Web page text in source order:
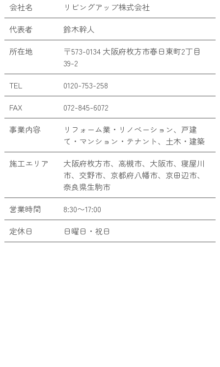
ればならない間取りが、毎日の負担を大きくし
ていることもあります。枚方市・寝屋川市で
も、「もっと家事をラクにしたい」「子どもと
過ごす時間を増やしたい」という思いから、家
事動線を見直すリフォームをご相談いただく機
会が増えています。この記事では、家事ラク動
すい収納アイデアをご紹介します。
会社名
リビングアップ株式会社
代表者
鈴木幹人
所在地
〒573-0134 大阪府枚方市春日東町2丁目
39-2
TEL
0120-753-258
FAX
072-845-6072
事業内容
リフォーム業・リノベーション、戸建
て・マンション・テナント、土木・建築
施工エリア
大阪府枚方市、高槻市、大阪市、寝屋川
市、交野市、京都府八幡市、京田辺市、
奈良県生駒市
営業時間
8:30〜17:00
定休日
日曜日・祝日